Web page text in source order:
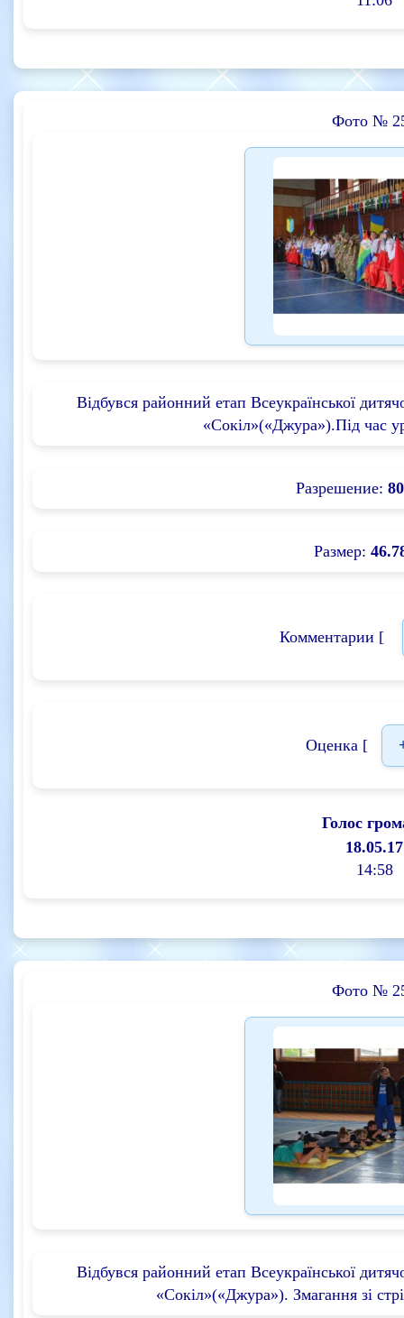
Фото №
Відбувся районний етап Всеукраїнської
«Сокіл»(«Джура»).Під час
Разрешение:
Размер:
Комментарии [
Оценка [
Голос
18.05.17
14:58
Фото №
Відбувся районний етап Всеукраїнської
«Сокіл»(«Джура»). Змагання зі